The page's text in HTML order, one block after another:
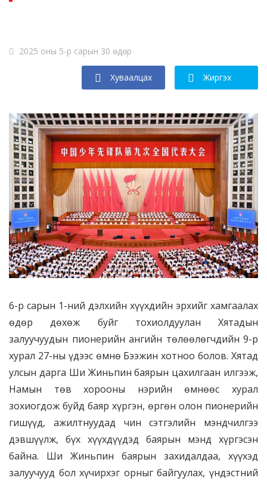
2025 оны 5-р сарын 30 өдөр
Хуваалцах Жиргэх
6-р сарын 1-ний дэлхийн хүүхдийн эрхийг хамгаалах
өдөр дөхөж буйг тохиолдуулан Хятадын
залуучуудын пионерийн ангийн төлөөлөгчдийн 9-р
хурал 27-ны үдээс өмнө Бээжин хотноо болов. Хятад
улсын дарга Ши Жиньпин баярын цахилгаан илгээж,
Намын төв хорооны нэрийн өмнөөс хурал
зохиогдож буйд баяр хүргэн, өргөн олон пионерийн
гишүүд, ажилтнуудад чин сэтгэлийн мэндчилгээ
дэвшүүлж, бүх хүүхдүүдэд баярын мэнд хүргэсэн
байна. Ши Жиньпин баярын захидалдаа, хүүхэд
залуучууд бол хүчирхэг орныг байгуулах, үндэстний